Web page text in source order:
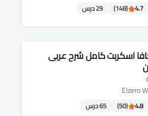
4.7
(148) 29 درس
اسكربت كامل شرح عربى
Elzero
4.8
(50) 65 درس